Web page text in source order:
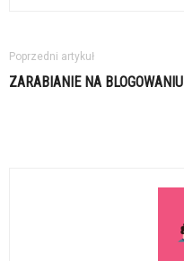
Poprzedni artykuł
ZARABIANIE NA BLOGOWANIU